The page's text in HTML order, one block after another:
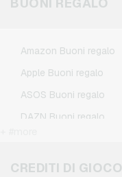
BUONI REGALO
Amazon Buoni regalo
Apple Buoni regalo
ASOS Buoni regalo
DAZN Buoni regalo
Flixbus Buoni regalo
CREDITI DI GIOCO